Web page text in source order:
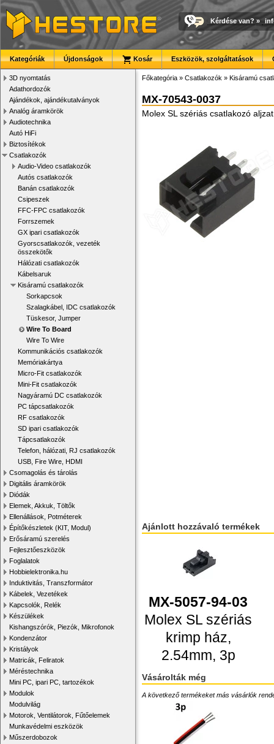
Kérdése van? »
Kategóriák Újdonságok Kosár Eszközök, szolgáltatások
3D nyomtatás
Adathordozók
Ajándékok, ajándékutalványok
Analóg áramkörök
Audiotechnika
Autó HiFi
Biztosítékok
Csatlakozók
Audio-Video csatlakozók
Autós csatlakozók
Banán csatlakozók
Csipeszek
FFC-FPC csatlakozók
Forrszemek
GX ipari csatlakozók
Gyorscsatlakozók, vezeték
összekötők
Hálózati csatlakozók
Kábelsaruk
Kisáramú csatlakozók
Sorkapcsok
Szalagkábel, IDC csatlakozók
Tüskesor, Jumper
Wire To Board
Wire To Wire
Kommunikációs csatlakozók
Memóriakártya
Micro-Fit csatlakozók
Mini-Fit csatlakozók
Nagyáramú DC csatlakozók
PC tápcsatlakozók
RF csatlakozók
SD ipari csatlakozók
Tápcsatlakozók
Telefon, hálózati, RJ csatlakozók
USB, Fire Wire, HDMI
Csomagolás és tárolás
Digitális áramkörök
Diódák
Elemek, Akkuk, Töltők
Ellenállások, Potméterek
Építőkészletek (KIT, Modul)
Erősáramú szerelés
Fejlesztőeszközök
Foglalatok
Hobbielektronika.hu
Induktivitás, Transzformátor
Kábelek, Vezetékek
Kapcsolók, Relék
Készülékek
Kishangszórók, Piezók, Mikrofonok
Kondenzátor
Kristályok
Matricák, Feliratok
Méréstechnika
Mini PC, ipari PC, tartozékok
Modulok
Modulvilág
Motorok, Ventilátorok, Fűtőelemek
Munkavédelmi eszközök
Műszerdobozok
Főkategória » Csatlakozók » Kisáramú
MX-70543-0037
Molex SL szériás csatlakozó
Ajánlott hozzávaló termékek
MX-5057-94-03
Molex SL szériás
krimp ház,
2.54mm, 3p
Vásárolták még
A következő termékeket más vásárlók